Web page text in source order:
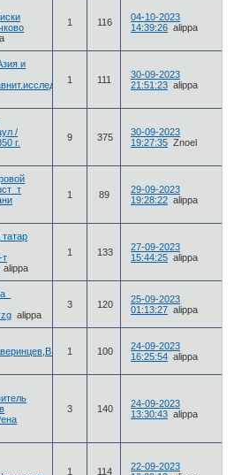
1 116
04-10-2023
14:39:26 alippa
и
1 111
30-09-2023
21:51:23 alippa
/
г.
9 375
30-09-2023
19:27:35 Znoel
1 89
29-09-2023
19:28:22 alippa
т
alippa
1 133
27-09-2023
15:44:25 alippa
alippa
3 120
25-09-2023
01:13:27 alippa
1 100
24-09-2023
16:25:54 alippa
3 140
24-09-2023
13:30:43 alippa
1 114
22-09-2023